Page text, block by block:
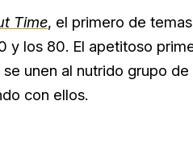
Time, el primero de
y los 80. El apetitoso
se unen al nutrido grupo
con ellos.